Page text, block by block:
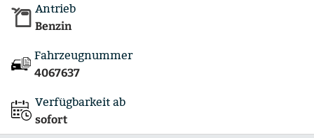
Antrieb
Benzin
Fahrzeugnummer
4067637
Verfügbarkeit ab
sofort